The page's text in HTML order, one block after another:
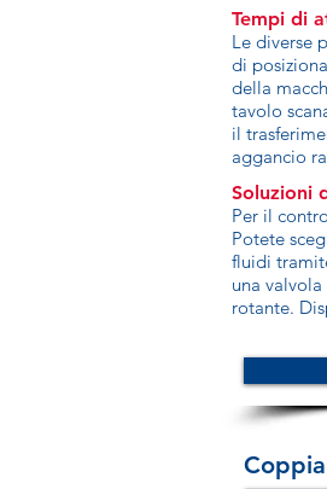
Tempi di
Le diverse
di
della
tavolo
il
aggancio
Soluzioni
Per il
Potete
fluidi
una
rotante.